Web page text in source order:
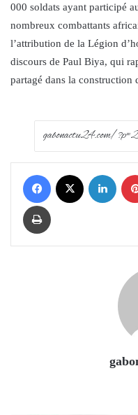
000 soldats ayant participé
nombreux combattants
l’attribution de la Légion
discours de Paul Biya, qui
partagé dans la construction
Facebook
Print